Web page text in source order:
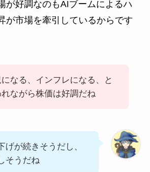
が好調なのもAIブームによるハ
が市場を牽引しているからです
なる、インフレになる、と
ながら株価は好調だね
げが続きそうだし、
そうだね